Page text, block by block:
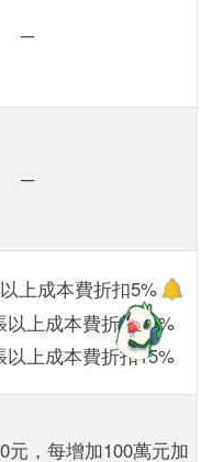
─
─
上成本費折扣5%
以上成本費折扣10%
以上成本費折扣15%
元，每增加100萬元加